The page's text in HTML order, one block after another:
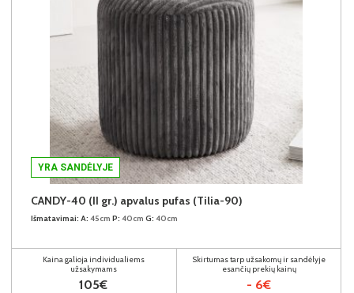
YRA SANDĖLYJE
CANDY-40 (II gr.) apvalus pufas (Tilia-90)
Išmatavimai: A: 45cm P: 40cm G: 40cm
Kaina galioja individualiems
užsakymams
105€
Skirtumas tarp užsakomų ir sandėlyje
esančių prekių kainų
- 6€